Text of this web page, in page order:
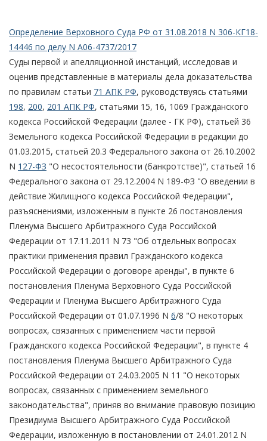
Определение Верховного Суда РФ от 31.08.2018 N 306-КГ18-
14446 по делу N А06-4737/2017
Суды первой и апелляционной инстанций, исследовав и
оценив представленные в материалы дела доказательства
по правилам статьи 71 АПК РФ, руководствуясь статьями
198, 200, 201 АПК РФ, статьями 15, 16, 1069 Гражданского
кодекса Российской Федерации (далее - ГК РФ), статьей 36
Земельного кодекса Российской Федерации в редакции до
01.03.2015, статьей 20.3 Федерального закона от 26.10.2002
N 127-ФЗ "О несостоятельности (банкротстве)", статьей 16
Федерального закона от 29.12.2004 N 189-ФЗ "О введении в
действие Жилищного кодекса Российской Федерации",
разъяснениями, изложенным в пункте 26 постановления
Пленума Высшего Арбитражного Суда Российской
Федерации от 17.11.2011 N 73 "Об отдельных вопросах
практики применения правил Гражданского кодекса
Российской Федерации о договоре аренды", в пункте 6
постановления Пленума Верховного Суда Российской
Федерации и Пленума Высшего Арбитражного Суда
Российской Федерации от 01.07.1996 N 6/8 "О некоторых
вопросах, связанных с применением части первой
Гражданского кодекса Российской Федерации", в пункте 4
постановления Пленума Высшего Арбитражного Суда
Российской Федерации от 24.03.2005 N 11 "О некоторых
вопросах, связанных с применением земельного
законодательства", приняв во внимание правовую позицию
Президиума Высшего Арбитражного Суда Российской
Федерации, изложенную в постановлении от 24.01.2012 N